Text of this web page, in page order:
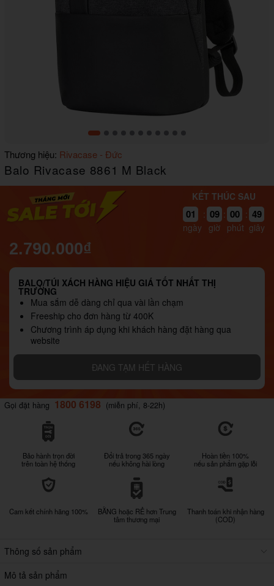
Item
1
of
Thương hiệu: Rivacase - Đức
Balo Rivacase 8861 M Black
KẾT THÚC SAU
01
ngày
: 09
giờ
: 00
phút
:
49
48
giây
2.790.000₫
BALO/TÚI XÁCH HÀNG HIỆU GIÁ TỐT NHẤT THỊ
TRƯỜNG
Mua sắm dễ dàng chỉ qua vài lần chạm
Freeship cho đơn hàng từ 400K
Chương trình áp dụng khi khách hàng đặt hàng qua
website
ĐANG TẠM HẾT HÀNG
Gọi đặt hàng 1800 6198 (miễn phí, 8-22h)
Bảo hành trọn đời
trên toàn hệ thống
Đổi trả trong 365 ngày
nếu không hài lòng
Hoàn tiền 100%
nếu sản phẩm gặp lỗi
Cam kết chính hãng 100%
BẰNG hoặc RẺ hơn Trung
tâm thương mại
Thanh toán khi nhận hàng
(COD)
Thông số sản phẩm
Mô tả sản phẩm